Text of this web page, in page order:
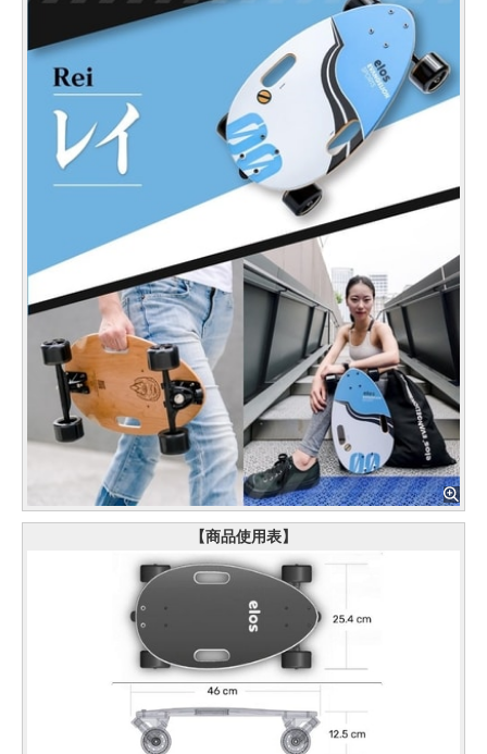
【商品使用表】